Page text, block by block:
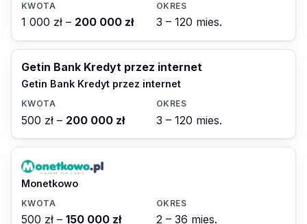
1 000 zł – 200 000 zł 3 – 120 mies.
Getin Bank Kredyt przez internet
Getin Bank Kredyt przez internet
500 zł – 200 000 zł 3 – 120 mies.
Monetkowo
500 zł – 150 000 zł 2 – 36 mies.